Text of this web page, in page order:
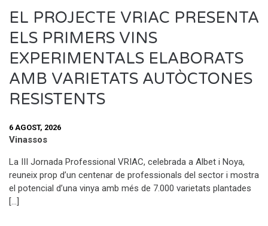
EL PROJECTE VRIAC PRESENTA
ELS PRIMERS VINS
EXPERIMENTALS ELABORATS
AMB VARIETATS AUTÒCTONES
RESISTENTS
6 AGOST, 2026
Vinassos
La III Jornada Professional VRIAC, celebrada a Albet i Noya,
reuneix prop d’un centenar de professionals del sector i mostra
el potencial d’una vinya amb més de 7.000 varietats plantades
[…]